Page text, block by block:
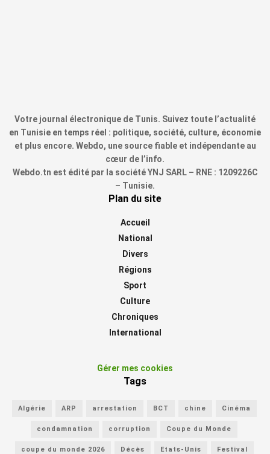
Votre journal électronique de Tunis. Suivez toute l’actualité
en Tunisie en temps réel : politique, société, culture, économie
et plus encore. Webdo, une source fiable et indépendante au
cœur de l’info.
Webdo.tn est édité par la société YNJ SARL – RNE : 1209226C
– Tunisie.
Plan du site
Accueil
National
Divers
Régions
Sport
Culture
Chroniques
International
Gérer mes cookies
Tags
Algérie ARP arrestation BCT chine Cinéma
condamnation corruption Coupe du Monde
coupe du monde 2026 Décès Etats-Unis Festival